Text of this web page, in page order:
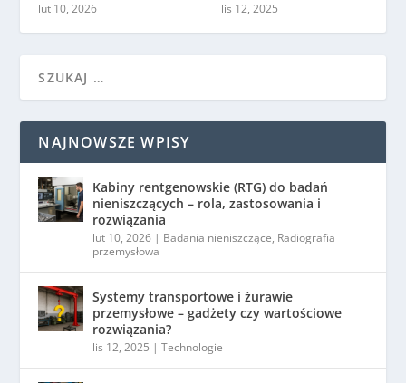
lut 10, 2026 lis 12, 2025
NAJNOWSZE WPISY
Kabiny rentgenowskie (RTG) do badań
nieniszczących – rola, zastosowania i
rozwiązania
lut 10, 2026 | Badania nieniszczące, Radiografia
przemysłowa
Systemy transportowe i żurawie
przemysłowe – gadżety czy wartościowe
rozwiązania?
lis 12, 2025 |Technologie